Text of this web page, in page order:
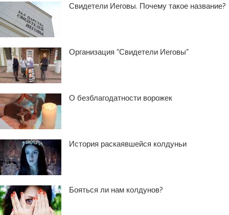
Свидетели Иеговы. Почему такое название?
Организация “Свидетели Иеговы”
О безблагодатности ворожек
История раскаявшейся колдуньи
Бояться ли нам колдунов?